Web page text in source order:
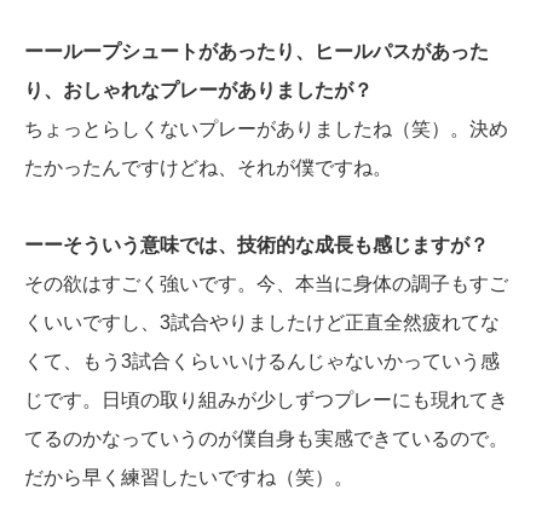
ーーループシュートがあったり、ヒールパスがあった
り、おしゃれなプレーがありましたが？
ちょっとらしくないプレーがありましたね（笑）。決め
たかったんですけどね、それが僕ですね。
ーーそういう意味では、技術的な成長も感じますが？
その欲はすごく強いです。今、本当に身体の調子もすご
くいいですし、3試合やりましたけど正直全然疲れてな
くて、もう3試合くらいいけるんじゃないかっていう感
じです。日頃の取り組みが少しずつプレーにも現れてき
てるのかなっていうのが僕自身も実感できているので。
だから早く練習したいですね（笑）。